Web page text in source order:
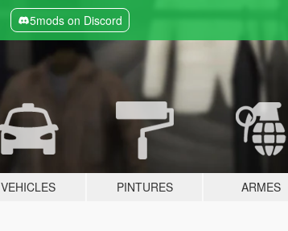
5mods on Discord
VEHICLES PINTURES ARMES